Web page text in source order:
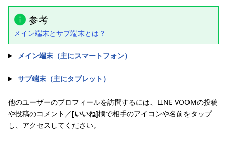
参考
メイン端末とサブ端末とは？
メイン端末（主にスマートフォン）
サブ端末（主にタブレット）
他のユーザーのプロフィールを訪問するには、LINE VOOMの投稿
や投稿のコメント／[いいね]欄で相手のアイコンや名前をタップ
し、アクセスしてください。